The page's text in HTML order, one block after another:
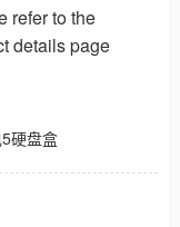
refer to the
details page
硬盘盒